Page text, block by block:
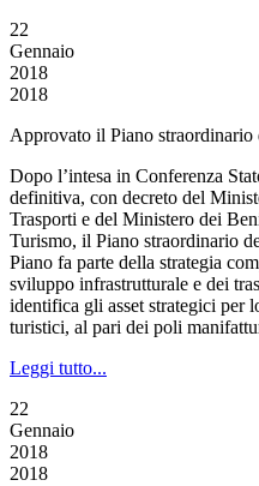
22
Gennaio
2018
2018
Approvato il Piano
Dopo l’intesa in Conferenza
definitiva, con decreto del
Trasporti e del Ministero dei
Turismo, il Piano straordinario
Piano fa parte della strategia
sviluppo infrastrutturale e dei
identifica gli asset strategici per
turistici, al pari dei poli
Leggi tutto...
22
Gennaio
2018
2018